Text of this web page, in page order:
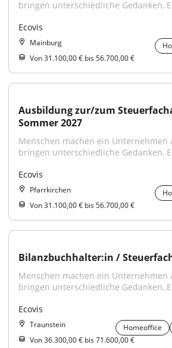
bringen unterschiedliche Gedanken,
Ecovis
Mainburg
Von 31.100,00 € bis 56.700,00 €
Ausbildung zur/zum
Sommer 2027
Menschen machen ein Unternehmen
bringen unterschiedliche Gedanken,
Ecovis
Pfarrkirchen
Von 31.100,00 € bis 56.700,00 €
Bilanzbuchhalter:in /
Menschen machen ein Unternehmen
bringen unterschiedliche Gedanken,
Ecovis
Traunstein Homeoffice
Von 36.300,00 € bis 71.600,00 €